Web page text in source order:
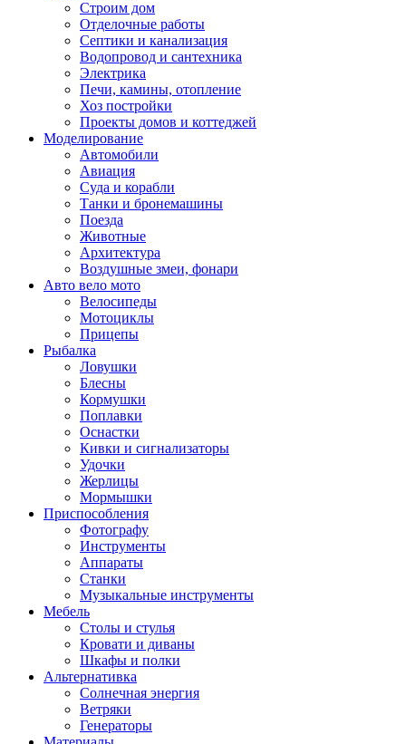
Строим дом
Отделочные работы
Септики и канализация
Водопровод и сантехника
Электрика
Печи, камины, отопление
Хоз постройки
Проекты домов и коттеджей
Моделирование
Автомобили
Авиация
Суда и корабли
Танки и бронемашины
Поезда
Животные
Архитектура
Воздушные змеи, фонари
Авто вело мото
Велосипеды
Мотоциклы
Прицепы
Рыбалка
Ловушки
Блесны
Кормушки
Поплавки
Оснастки
Кивки и сигнализаторы
Удочки
Жерлицы
Мормышки
Приспособления
Фотографу
Инструменты
Аппараты
Станки
Музыкальные инструменты
Мебель
Столы и стулья
Кровати и диваны
Шкафы и полки
Альтернативка
Солнечная энергия
Ветряки
Генераторы